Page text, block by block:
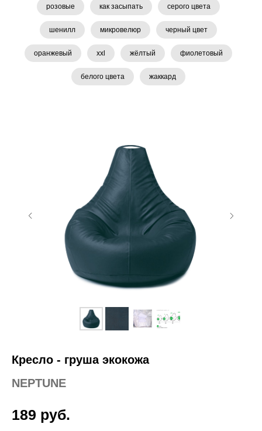
розовые как засыпать серого цвета
шенилл микровелюр черный цвет
оранжевый xxl жёлтый фиолетовый
белого цвета жаккард
Кресло - груша экокожа
NEPTUNE
189 руб.